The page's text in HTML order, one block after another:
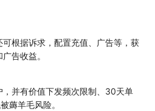
根据诉求，配置充值、广告等，获
告收益。
并有价值下发频次限制、30天单
薅羊毛风险。